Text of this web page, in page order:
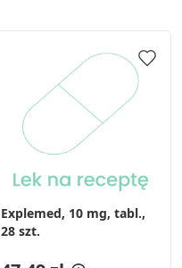
Explemed, 10 mg, tabl.,
28 szt.